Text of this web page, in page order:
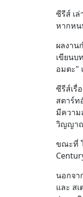
ซีรีส์ เ
หากหน
ผลงาน
เขียนบ
อมตะ"
ซีรีส์เรื่
สตาร์ท
มีความ
วิญญาณ
ขณะที่
นอกจา
และ ส